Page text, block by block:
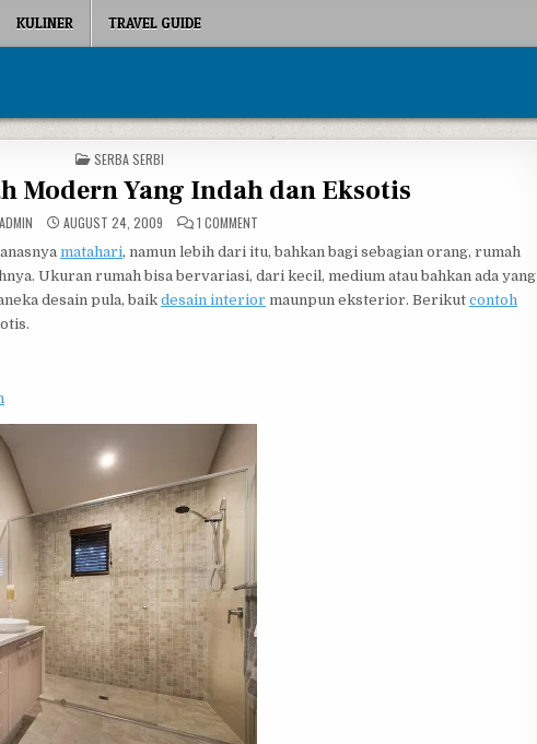
KULINER TRAVEL GUIDE
POSTED IN
SERBA SERBI
Modern Yang Indah dan Eksotis
ADMIN AUGUST 24, 2009 1 COMMENTON DESAIN RUMAH MODERN YANG INDAH DAN EKSOTIS
matahari, namun lebih dari itu, bahkan bagi sebagian orang, rumah
Ukuran rumah bisa bervariasi, dari kecil, medium atau bahkan ada yang
desain pula, baik desain interior maunpun eksterior. Berikut contoh